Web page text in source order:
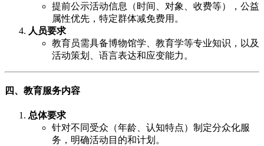
提前公示活动信息（时间、对象、收费等），公益
属性优先，特定群体减免费用。
人员要求
教育员需具备博物馆学、教育学等专业知识，以及
活动策划、语言表达和应变能力。
四、教育服务内容
总体要求
针对不同受众（年龄、认知特点）制定分众化服
务，明确活动目的和计划。